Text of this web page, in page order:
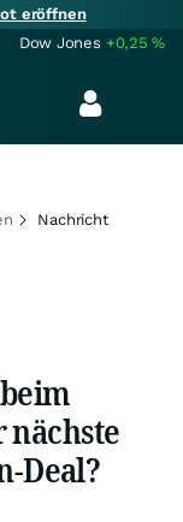
eröffnen
Dow Jones +0,25%
Nachricht
nächste
Deal?